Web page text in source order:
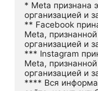
* Meta признана
организацией и
** Facebook
Meta,
организацией и
*** Instagram
Meta,
организацией и
**** Вся